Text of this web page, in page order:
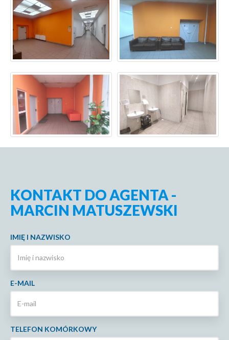
KONTAKT DO AGENTA -
MARCIN MATUSZEWSKI
IMIĘ I NAZWISKO
E-MAIL
TELEFON KOMÓRKOWY